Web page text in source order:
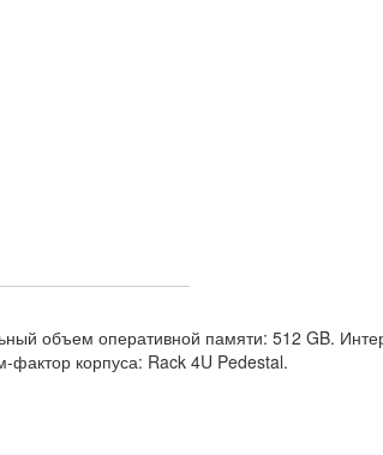
объем оперативной памяти: 512 GB.
корпуса: Rack 4U Pedestal.